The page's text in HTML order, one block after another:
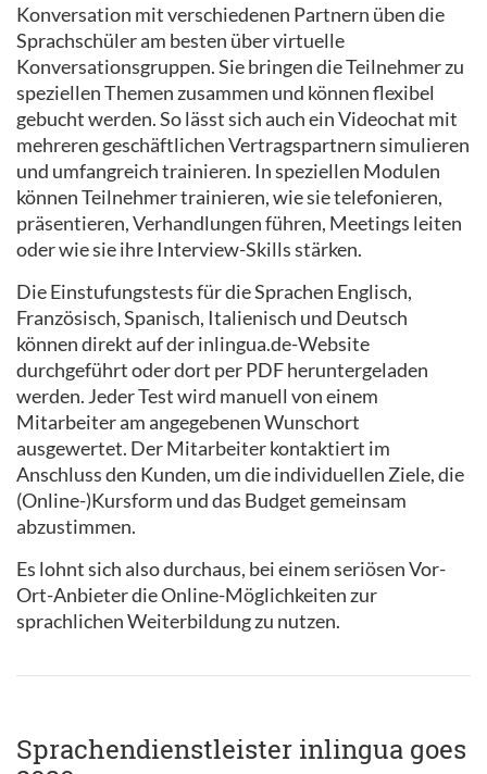
Konversation mit verschiedenen Partnern üben die
Sprachschüler am besten über virtuelle
Konversationsgruppen. Sie bringen die Teilnehmer zu
speziellen Themen zusammen und können flexibel
gebucht werden. So lässt sich auch ein Videochat mit
mehreren geschäftlichen Vertragspartnern simulieren
und umfangreich trainieren. In speziellen Modulen
können Teilnehmer trainieren, wie sie telefonieren,
präsentieren, Verhandlungen führen, Meetings leiten
oder wie sie ihre Interview-Skills stärken.
Die Einstufungstests für die Sprachen Englisch,
Französisch, Spanisch, Italienisch und Deutsch
können direkt auf der inlingua.de-Website
durchgeführt oder dort per PDF heruntergeladen
werden. Jeder Test wird manuell von einem
Mitarbeiter am angegebenen Wunschort
ausgewertet. Der Mitarbeiter kontaktiert im
Anschluss den Kunden, um die individuellen Ziele, die
(Online-)Kursform und das Budget gemeinsam
abzustimmen.
Es lohnt sich also durchaus, bei einem seriösen Vor-
Ort-Anbieter die Online-Möglichkeiten zur
sprachlichen Weiterbildung zu nutzen.
Sprachendienstleister inlingua goes